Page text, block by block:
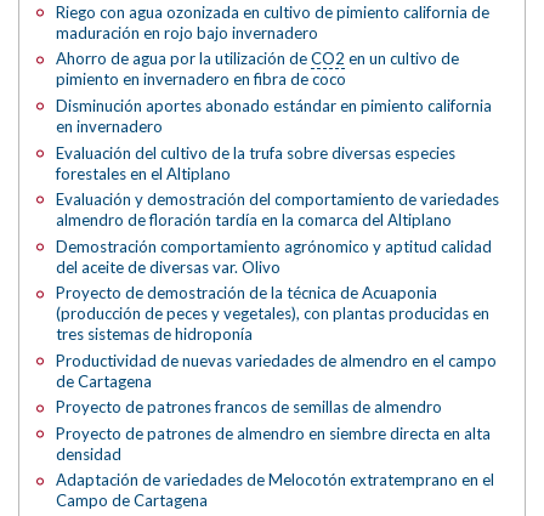
Riego con agua ozonizada en cultivo de pimiento california de
maduración en rojo bajo invernadero
Ahorro de agua por la utilización deCO2 en un cultivo de
pimiento en invernadero en fibra de coco
Disminución aportes abonado estándar en pimiento california
en invernadero
Evaluación del cultivo de la trufa sobre diversas especies
forestales en el Altiplano
Evaluación y demostración del comportamiento de variedades
almendro de floración tardía en la comarca del Altiplano
Demostración comportamiento agrónomico y aptitud calidad
del aceite de diversas var. Olivo
Proyecto de demostración de la técnica de Acuaponia
(producción de peces y vegetales), con plantas producidas en
tres sistemas de hidroponía
Productividad de nuevas variedades de almendro en el campo
de Cartagena
Proyecto de patrones francos de semillas de almendro
Proyecto de patrones de almendro en siembre directa en alta
densidad
Adaptación de variedades de Melocotón extratemprano en el
Campo de Cartagena